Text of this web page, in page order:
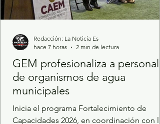
GEM profesionaliza a personal
de organismos de agua
municipales
Inicia el programa Fortalecimiento de
Capacidades 2026, en coordinación con la
Redacción: La Noticia Es
hace 7 horas
2 min de lectura